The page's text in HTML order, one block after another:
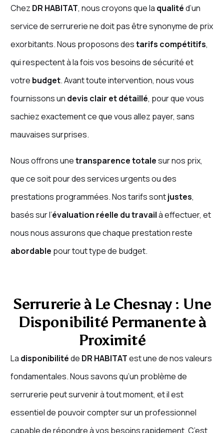
Chez DR HABITAT, nous croyons que la qualitéd’un
service de serrurerie ne doit pas être synonyme de prix
exorbitants. Nous proposons destarifs compétitifs,
qui respectent à la fois vos besoins de sécurité et
votre budget. Avant toute intervention, nous vous
fournissons un devis clair et détaillé, pour que vous
sachiez exactement ce que vous allez payer, sans
mauvaises surprises.
Nous offrons unetransparence totalesur nos prix,
que ce soit pour des services urgents ou des
prestations programmées. Nos tarifs sontjustes,
basés sur l’évaluation réelle du travailà effectuer, et
nous nous assurons que chaque prestation reste
abordable pour tout type de budget.
Serrurerie à Le Chesnay : Une
Disponibilité Permanente à
Proximité
La disponibilitéde DR HABITATest une de nos valeurs
fondamentales. Nous savons qu’un problème de
serrurerie peut survenir à tout moment, et il est
essentiel de pouvoir compter sur un professionnel
capable de répondre à vos besoins rapidement. C’est